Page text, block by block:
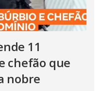
11
chefão que
nobre